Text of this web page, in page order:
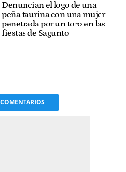
Denuncian el logo de una
peña taurina con una mujer
penetrada por un toro en las
fiestas de Sagunto
COMENTARIOS